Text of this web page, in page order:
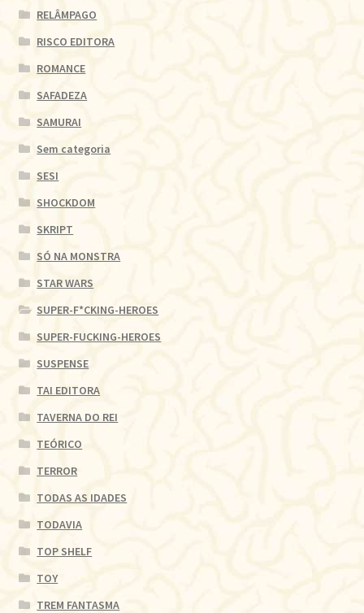
RELÂMPAGO
RISCO EDITORA
ROMANCE
SAFADEZA
SAMURAI
Sem categoria
SESI
SHOCKDOM
SKRIPT
SÓ NA MONSTRA
STAR WARS
SUPER-F*CKING-HEROES
SUPER-FUCKING-HEROES
SUSPENSE
TAI EDITORA
TAVERNA DO REI
TEÓRICO
TERROR
TODAS AS IDADES
TODAVIA
TOP SHELF
TOY
TREM FANTASMA